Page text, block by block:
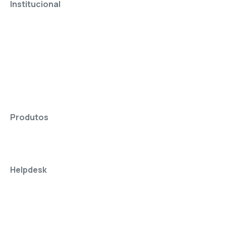
Institucional
Produtos
Helpdesk